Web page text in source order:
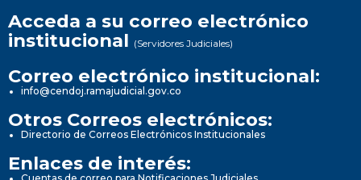
Acceda a su correo electrónico
institucional (Servidores Judiciales)
Correo electrónico institucional:
info@cendoj.ramajudicial.gov.co
Otros Correos electrónicos:
Directorio de Correos Electrónicos Institucionales
Enlaces de interés: